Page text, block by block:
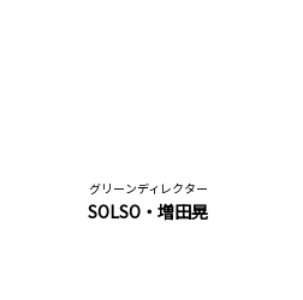
グリーンディレクター
SOLSO・増田晃